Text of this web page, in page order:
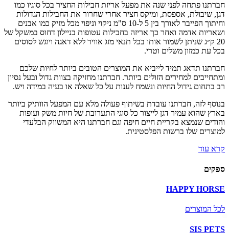
חברתנו פתחה לפני שנה את מפעל אריזת חבילות החציר בכל סוגיו כמו
דגן, שיבולת, אספסת, ומיקס חציר אחרי שחרור את החבילות הגדולות
וחיתוך הפייבר לאורך בין 5 ל-10 ס"מ ניקוי וניפוי מכל מזיק כמו אבנים
ושאריות אדמה ואחר כך אריזה בחבילות עטופות בניילון דחוס במשקל של
20 ק״ג שניתן לשמור אותו בכל תנאי מזג אוויר ללא דאגה ויוגש לסוסים
בכל עת כמזון משלים וטרי.
חברתנו תדאג תמיד לייביא את המוצרים הטובים ביותר לחיות שלכם
ומתחייבים למחירים הזולים ביותר. חברתנו מחזיקה בצוות גדול ובעל נסיון
רב בתחום גידול החיות ונשמח לענות על כל שאלה או בעיה במידה ויש.
בנוסף לזה, חברתנו עובדת בשיתוף פעולה מלא עם המפעל הוותיק ביותר
בארץ שהוא עמיר דגן לייצור כל סוגי התערובת של חיות משק ועופות
והודים שנמצא בקריית חיים חיפה וגם חברתנו היא המשווק הבלעדי
למוצרים שלו ברשות הפלסטינית.
קרא עוד
ספקים
HAPPY HORSE
לכל המוצרים
SIS PETS